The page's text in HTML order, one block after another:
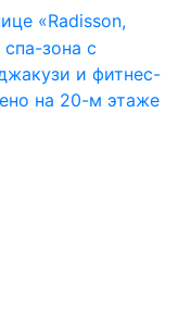
«Radisson,
зона с
и фитнес-
на 20-м этаже